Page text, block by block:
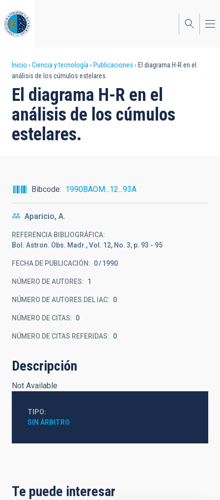
al
contenido
principal
Sobrescribir
enlaces
de
ayuda
a
Inicio Ciencia y tecnología Publicaciones
El diagrama H-R en el
análisis de los cúmulos estelares.
El diagrama H-R en el
análisis de los cúmulos
estelares.
Bibcode 1990BAOM...12...93A
Aparicio, A.
REFERENCIA BIBLIOGRÁFICA
Bol. Astron. Obs. Madr., Vol. 12, No. 3, p. 93 - 95
FECHA DE PUBLICACIÓN: 0 1990
NÚMERO DE AUTORES 1
NÚMERO DE AUTORES DEL IAC 0
NÚMERO DE CITAS 0
NÚMERO DE CITAS REFERIDAS 0
Descripción
Not Available
TIPO
SIN ÁRBITRO
Te puede interesar